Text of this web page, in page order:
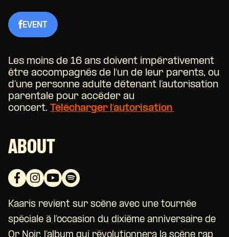
EVENT
Les moins de 16 ans doivent impérativement
être accompagnés de l’un de leur parents, ou
d’une personne adulte détenant l’autorisation
parentale pour accéder au
concert. Télécharger l’autorisation
ABOUT
Kaaris revient sur scène avec une tournée
spéciale à l’occasion du dixième anniversaire de